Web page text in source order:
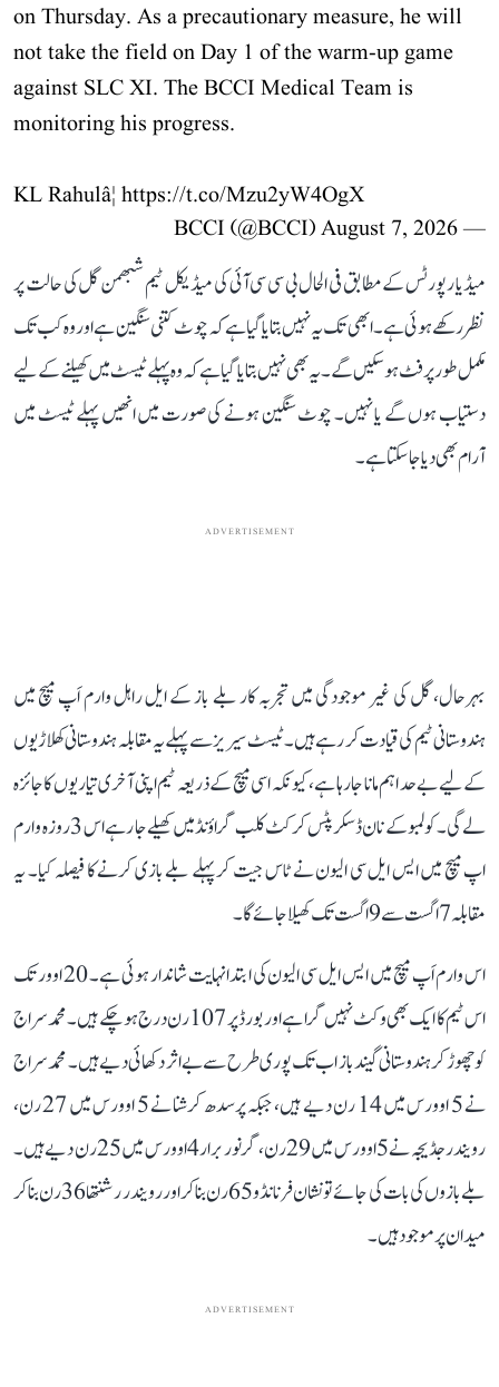
on Thursday. As a precautionary measure, he will
not take the field on Day 1 of the warm-up game
against SLC XI. The BCCI Medical Team is
monitoring his progress.
KL Rahulâ¦ https://t.co/Mzu2yW4OgX
— BCCI (@BCCI)
August 7, 2026
میڈیا رپورٹس کے مطابق فی الحال بی سی سی آئی کی میڈیکل ٹیم شبھمن گل کی حالت پر
نظر رکھے ہوئی ہے۔ ابھی تک یہ نہیں بتایا گیا ہے کہ چوٹ کتنی سنگین ہے اور وہ کب تک
مکمل طور پر فٹ ہو سکیں گے۔ یہ بھی نہیں بتایا گیا ہے کہ وہ پہلے ٹیسٹ میں کھیلنے کے لیے
دستیاب ہوں گے یا نہیں۔ چوٹ سنگین ہونے کی صورت میں انھیں پہلے ٹیسٹ میں
آرام بھی دیا جا سکتا ہے۔
ADVERTISEMENT
بہرحال، گل کی غیر موجودگی میں تجربہ کار بلے باز کے ایل راہل وارم اَپ میچ میں
ہندوستانی ٹیم کی قیادت کر رہے ہیں۔ ٹیسٹ سیریز سے پہلے یہ مقابلہ ہندوستانی کھلاڑیوں
کے لیے بے حد اہم مانا جا رہا ہے، کیونکہ اسی میچ کے ذریعہ ٹیم اپنی آخری تیاریوں کا جائزہ
لے گی۔ کولمبو کے نان ڈسکرپٹس کرکٹ کلب گراؤنڈ میں کھیلے جا رہے اس 3 روزہ وارم
اپ میچ میں ایس ایل سی الیون نے ٹاس جیت کر پہلے بلے بازی کرنے کا فیصلہ کیا۔ یہ
مقابلہ 7 اگست سے 9 اگست تک کھیلا جائے گا۔
اس وارم اَپ میچ میں ایس ایل سی الیون کی ابتدا نہایت شاندار ہوئی ہے۔ 20 اوور تک
اس ٹیم کا ایک بھی وکٹ نہیں گرا ہے اور بورڈ پر 107 رن درج ہو چکے ہیں۔ محمد سراج
کو چھوڑ کر ہندوستانی گیندباز اب تک پوری طرح سے بے اثر دکھائی دیے ہیں۔ محمد سراج
نے 5 اوورس میں 14 رن دیے ہیں، جبکہ پرسدھ کرشنا نے 5 اوورس میں 27 رن،
رویندر جڈیجہ نے 5 اوورس میں 29 رن، گرنور برار 4 اوورس میں 25 رن دیے ہیں۔
بلے بازوں کی بات کی جائے تو نشان فرنانڈو 65 رن بنا کر اور رویندر رشنتھا 36 رن بنا کر
میدان پر موجود ہیں۔
ADVERTISEMENT